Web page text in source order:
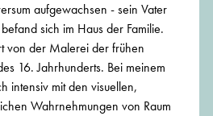
aufgewachsen - sein Vater
sich im Haus der Familie.
von der Malerei der frühen
16. Jahrhunderts. Bei meinem
intensiv mit den visuellen,
Wahrnehmungen von Raum